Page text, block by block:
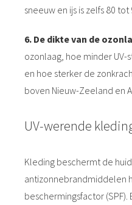
sneeuw en ijs is zelfs 80
6. De dikte van de
ozonlaag, hoe minder
en hoe sterker de
boven Nieuw-Zeeland en
UV-werende
Kleding beschermt de
antizonnebrandmiddelen
beschermingsfactor